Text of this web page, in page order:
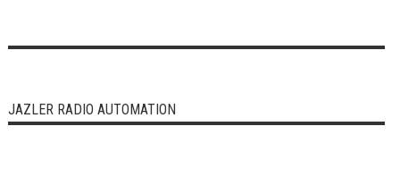
JAZLER RADIO AUTOMATION